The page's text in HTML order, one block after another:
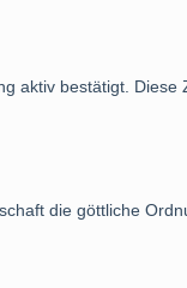
aktiv bestätigt.
die göttliche